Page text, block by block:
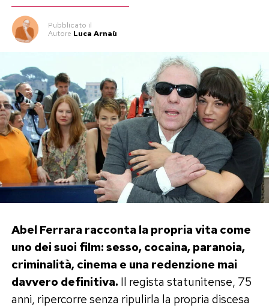
Pubblicato il
Autore Luca Arnaù
Abel Ferrara racconta la propria vita come
uno dei suoi film: sesso, cocaina, paranoia,
criminalità, cinema e una redenzione mai
davvero definitiva. Il regista statunitense, 75
anni, ripercorre senza ripulirla la propria discesa